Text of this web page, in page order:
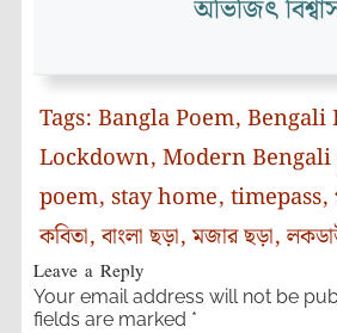
অভিজিৎ
Tags: Bangla Poem, Bengali
Lockdown, Modern Bengali
poem, stay home, timepass,
কবিতা,বাংলা ছড়া,মজার ছড়া,
Leave a Reply
Your email address will not be
fields are marked *